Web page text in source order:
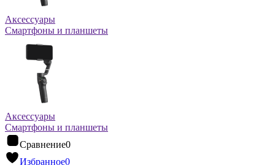
Аксессуары
Смартфоны и планшеты
Аксессуары
Смартфоны и планшеты
Сравнение0
Избранное0